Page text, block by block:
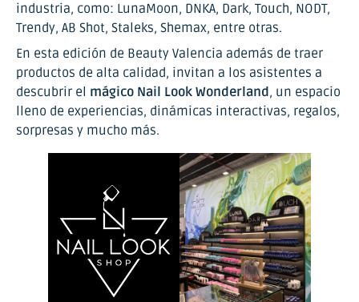
industria, como: LunaMoon, DNKA, Dark, Touch, NODT,
Trendy, AB Shot, Staleks, Shemax, entre otras.
En esta edición de Beauty Valencia además de traer
productos de alta calidad, invitan a los asistentes a
descubrir el mágico Nail Look Wonderland, un espacio
lleno de experiencias, dinámicas interactivas, regalos,
sorpresas y mucho más.